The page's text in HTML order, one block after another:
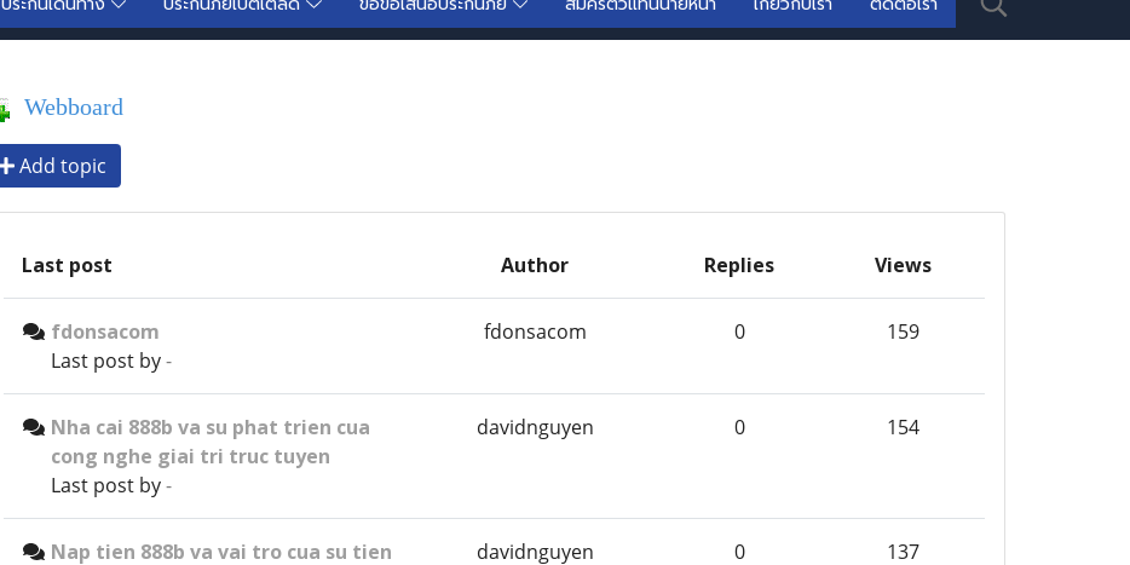
Webboard
Add topic
Last post Author Replies Views
fdonsacom
Last post by-
fdonsacom 0 159
Nha cai 888b va su phat trien cua
cong nghe giai tri truc tuyen
Last post by-
davidnguyen 0 154
Nap tien 888b va vai tro cua su tien
davidnguyen 0 137